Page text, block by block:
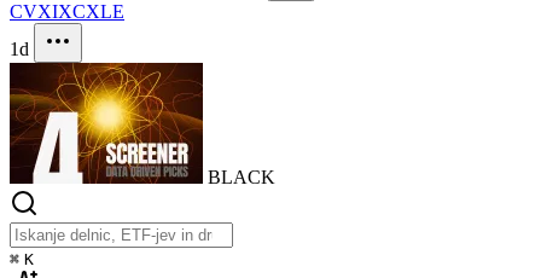
CVXIXCXLE
1d
BLACK
⌘ K